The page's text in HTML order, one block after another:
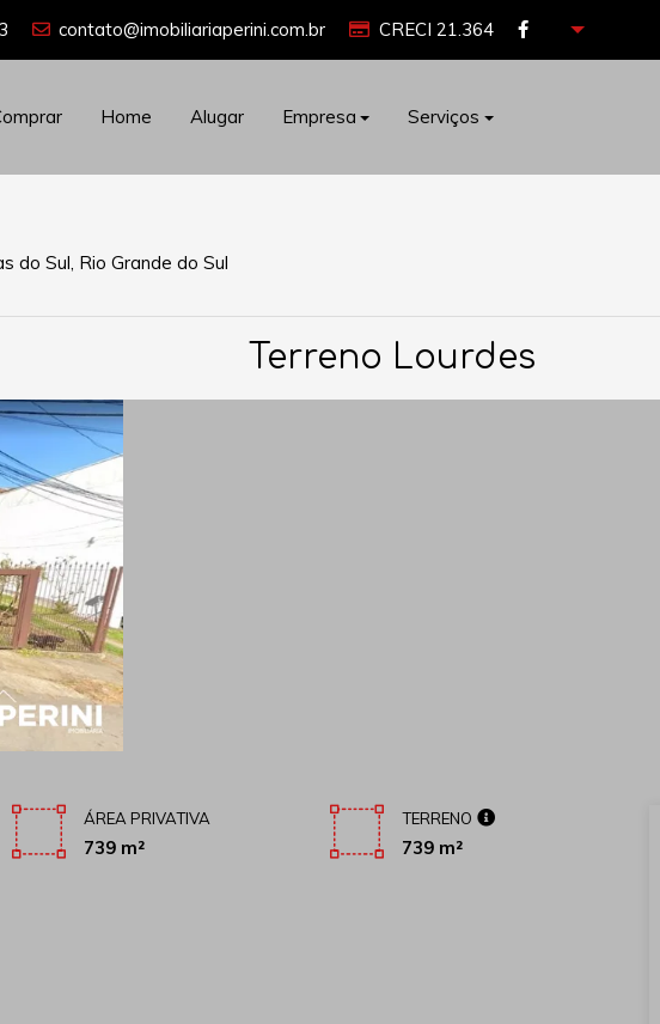
contato@imobiliariaperini.com.br CRECI 21.364
Home Alugar Empresa Serviços
do Sul, Rio Grande do Sul
Terreno Lourdes
ÁREA PRIVATIVA
739 m²
TERRENO
739 m²